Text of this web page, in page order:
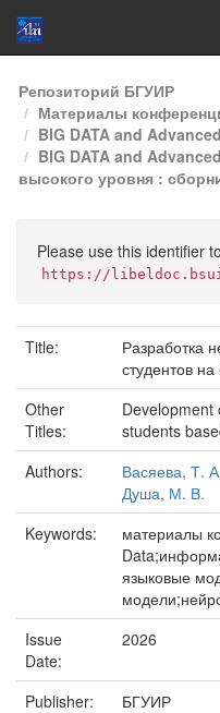
Skip
navigation
Репозиторий БГУИР
Материалы
BIG DATA and
BIG DATA and
высокого уровня :
Please use this identifier
https://
Title:
Разработка
студентов
Other
Titles:
students
Authors:
Васяева, Т.
Душа, М. В.
Keywords:
материалы
языковые
Issue
Date:
2026
Publisher:
БГУИР